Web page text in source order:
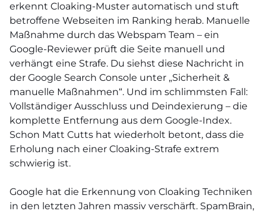
erkennt Cloaking-Muster automatisch und stuft
betroffene Webseiten im Ranking herab. Manuelle
Maßnahme durch das Webspam Team – ein
Google-Reviewer prüft die Seite manuell und
verhängt eine Strafe. Du siehst diese Nachricht in
der Google Search Console unter „Sicherheit &
manuelle Maßnahmen“. Und im schlimmsten Fall:
Vollständiger Ausschluss und Deindexierung – die
komplette Entfernung aus dem Google-Index.
Schon Matt Cutts hat wiederholt betont, dass die
Erholung nach einer Cloaking-Strafe extrem
schwierig ist.
Google hat die Erkennung von Cloaking Techniken
in den letzten Jahren massiv verschärft. SpamBrain,